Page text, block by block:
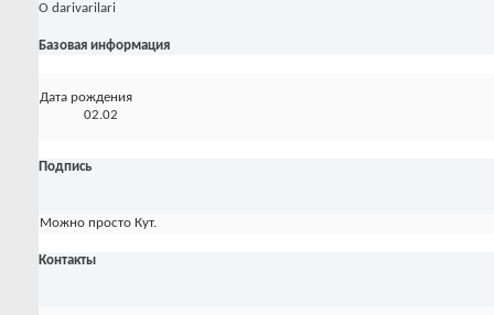
О darivarilari
Базовая информация
Дата рождения
02.02
Подпись
Можно просто Кут.
Контакты